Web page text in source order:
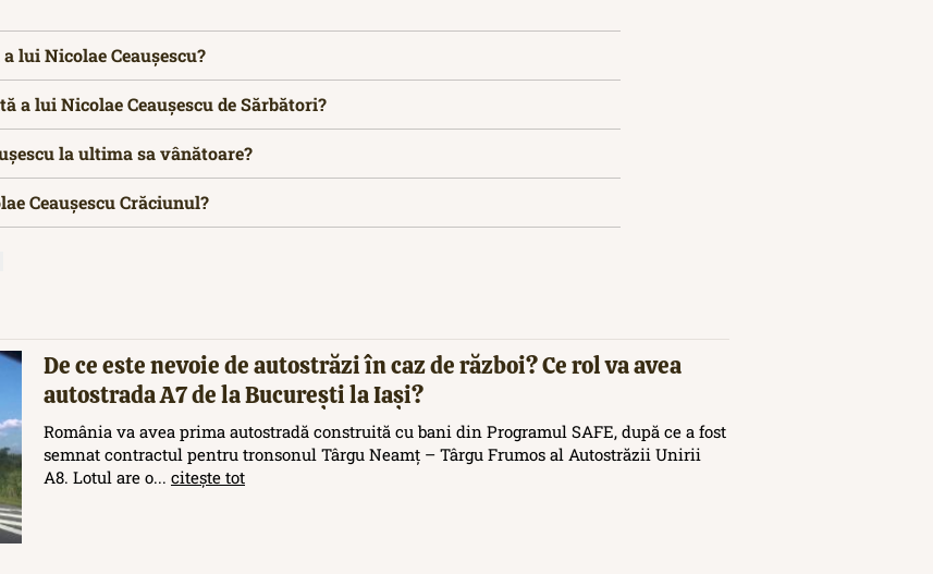
lui Nicolae Ceaușescu?
a lui Nicolae Ceaușescu de Sărbători?
la ultima sa vânătoare?
Ceaușescu Crăciunul?
De ce este nevoie de autostrăzi în caz de război? Ce rol va avea
autostrada A7 de la București la Iași?
România va avea prima autostradă construită cu bani din Programul SAFE, după ce a fost
semnat contractul pentru tronsonul Târgu Neamț – Târgu Frumos al Autostrăzii Unirii
A8. Lotul are o... citește tot